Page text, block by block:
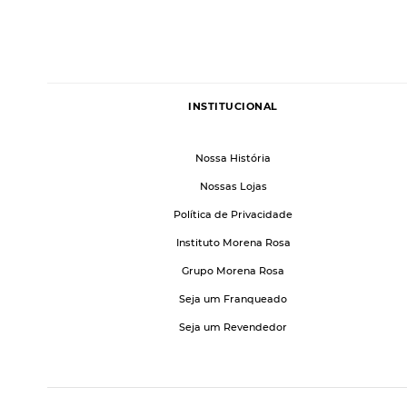
INSTITUCIONAL
Nossa História
Nossas Lojas
Política de Privacidade
Instituto Morena Rosa
Grupo Morena Rosa
Seja um Franqueado
Seja um Revendedor